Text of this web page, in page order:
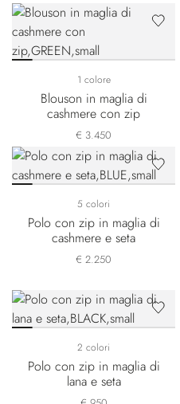
1 colore
Blouson in maglia di
cashmere con zip
€ 3.450
5 colori
Polo con zip in maglia di
cashmere e seta
€ 2.250
2 colori
Polo con zip in maglia di
lana e seta